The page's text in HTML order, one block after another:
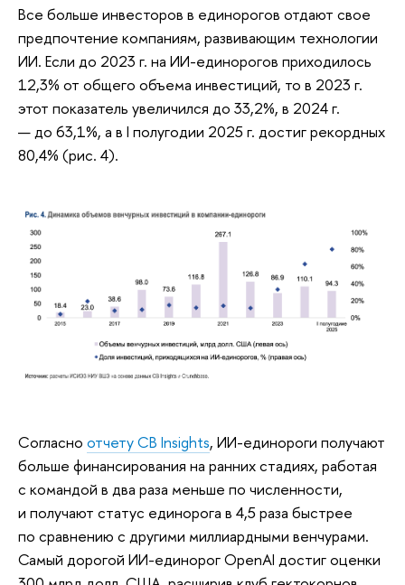
Все больше инвесторов в единорогов отдают свое
предпочтение компаниям, развивающим технологии
ИИ. Если до 2023 г. на ИИ-единорогов приходилось
12,3% от общего объема инвестиций, то в 2023 г.
этот показатель увеличился до 33,2%, в 2024 г.
— до 63,1%, а в I полугодии 2025 г. достиг рекордных
80,4% (рис. 4).
Согласно отчету CB Insights, ИИ-единороги получают
больше финансирования на ранних стадиях, работая
с командой в два раза меньше по численности,
и получают статус единорога в 4,5 раза быстрее
по сравнению с другими миллиардными венчурами.
Самый дорогой ИИ-единорог OpenAI достиг оценки